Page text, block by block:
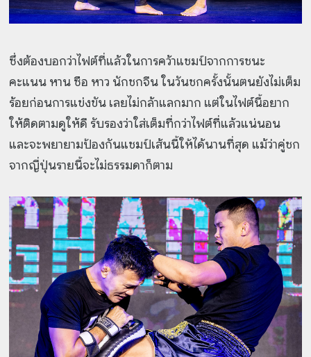
ซึ่งต้องบอกว่าไฟต์ที่แล้วในการคว้าแชมป์จากการชนะ
คะแนน หาน ซือ หาว นักชกจีน ในวันชกครั้งนั้นตนยังไม่เต็ม
ร้อยก่อนการแข่งขัน เลยไม่กล้าแลกมาก แต่ในไฟต์นี้อยาก
ให้ติดตามดูให้ดี รับรองว่าใส่เต็มที่กว่าไฟต์ที่แล้วแน่นอน
และจะพยายามป้องกันแชมป์เส้นนี้ให้ได้นานที่สุด แม้ว่าคู่ชก
จากญี่ปุ่นรายนี้จะไม่ธรรมดาก็ตาม